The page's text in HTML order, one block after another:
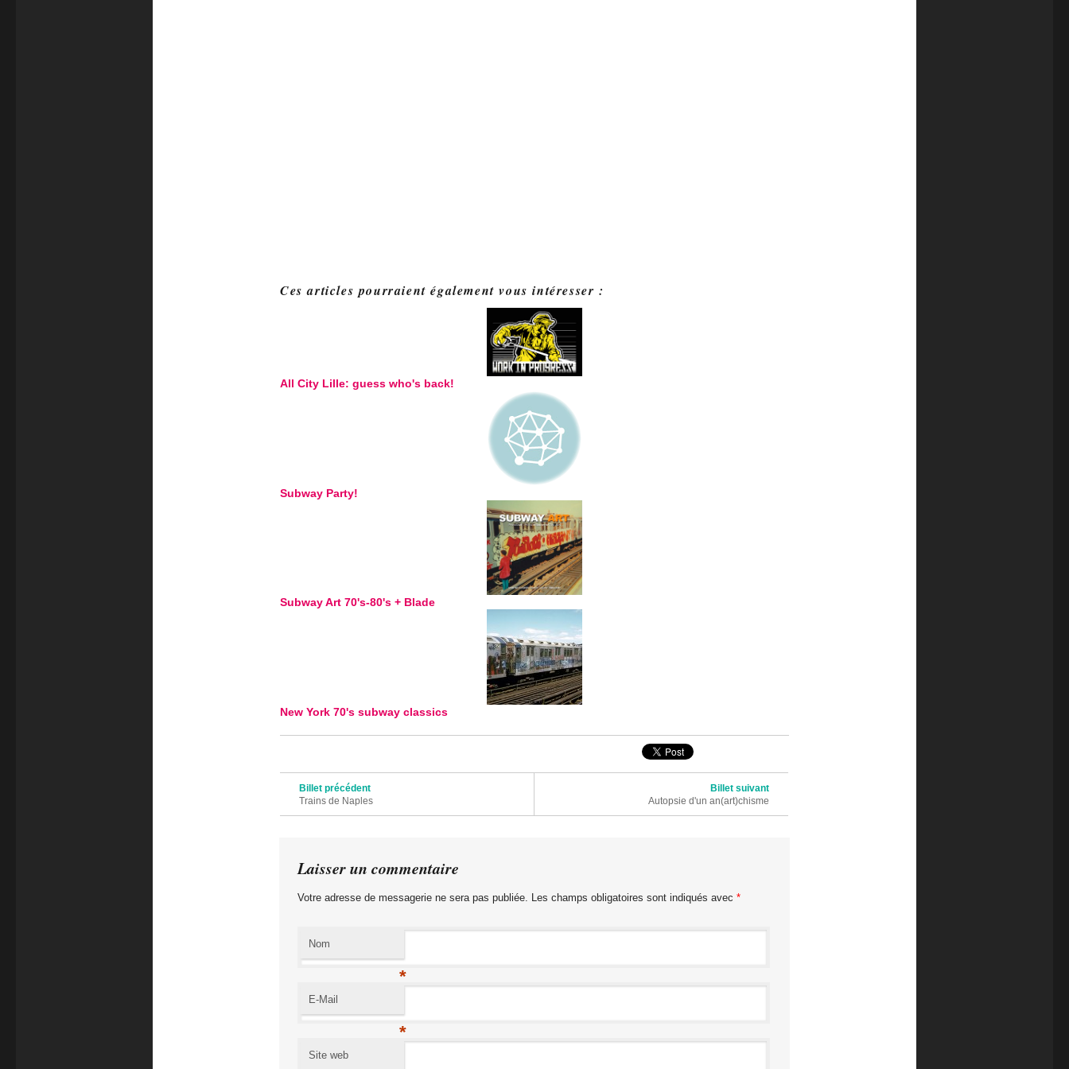
Ces articles pourraient également vous intéresser :
All City Lille: guess who's back!
Subway Party!
Subway Art 70's-80's + Blade
New York 70's subway classics
Billet précédent
Trains de Naples
Billet suivant
Autopsie d'un an(art)chisme
Laisser un commentaire
Votre adresse de messagerie ne sera pas publiée. Les champs obligatoires sont indiqués avec *
Nom
*
E-Mail
*
Site web